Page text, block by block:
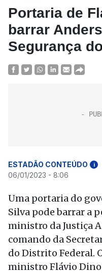
Portaria de
barrar
Segurança
ESTADÃO CONTEÚDO i
06/01/2023 - 8:06
Uma portaria do
Silva pode barrar a
ministro da Justiça
comando da
do Distrito Federal.
ministro Flávio Dino